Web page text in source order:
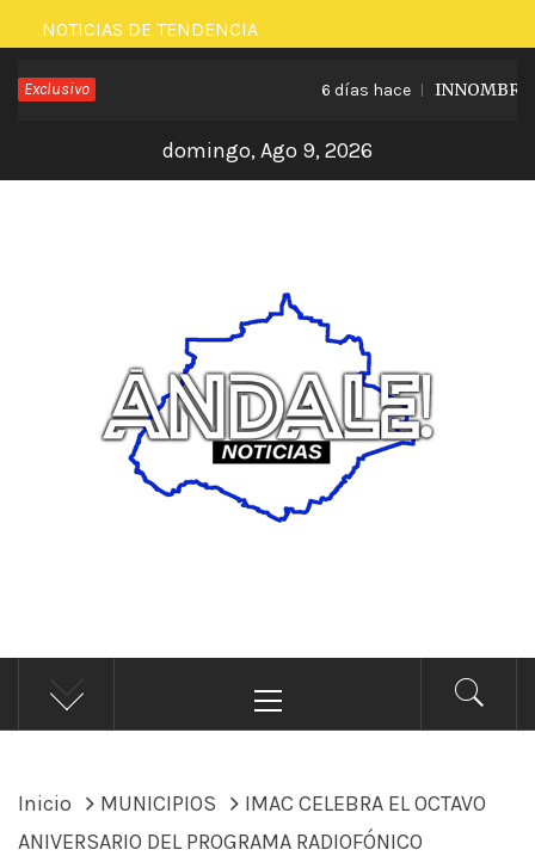
Saltar
al
contenido
NOTICIAS DE TENDENCIA
Exclusivo 6 días hace
domingo, Ago 9, 2026
ÁNDALE NOTICIAS
Noticias
principal
Inicio MUNICIPIOS
IMAC CELEBRA EL OCTAVO
ANIVERSARIO DEL PROGRAMA RADIOFÓNICO